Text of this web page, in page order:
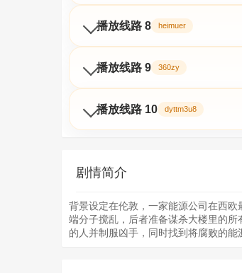
播放线路 8 heimuer
播放线路 9 360zy
播放线路 10 dyttm3u8
剧情简介
背景设定在伦敦，一家能源公司在西
端分子搅乱，后者准备谋杀大楼里的
的人并制服凶手，同时找到将腐败的能